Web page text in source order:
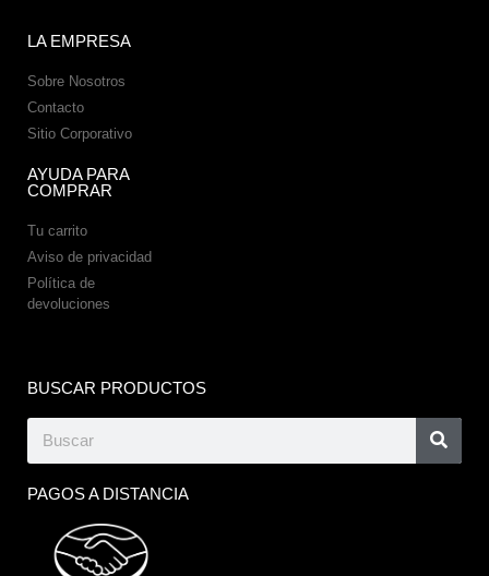
LA EMPRESA
Sobre Nosotros
Contacto
Sitio Corporativo
AYUDA PARA
COMPRAR
Tu carrito
Aviso de privacidad
Política de
devoluciones
BUSCAR PRODUCTOS
PAGOS A DISTANCIA